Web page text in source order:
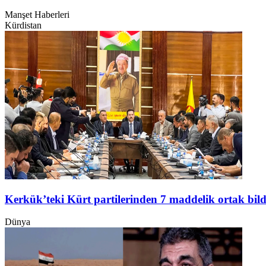
Manşet Haberleri
Kürdistan
Kerkük’teki Kürt partilerinden 7 maddelik ortak
Dünya